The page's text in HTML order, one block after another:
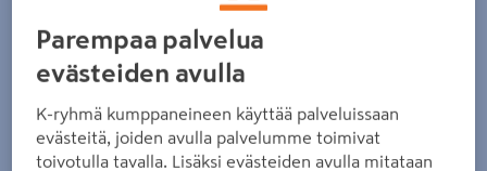
Parempaa palvelua
evästeiden avulla
K-ryhmä kumppaneineen käyttää palveluissaan
evästeitä, joiden avulla palvelumme toimivat
toivotulla tavalla. Lisäksi evästeiden avulla mitataan